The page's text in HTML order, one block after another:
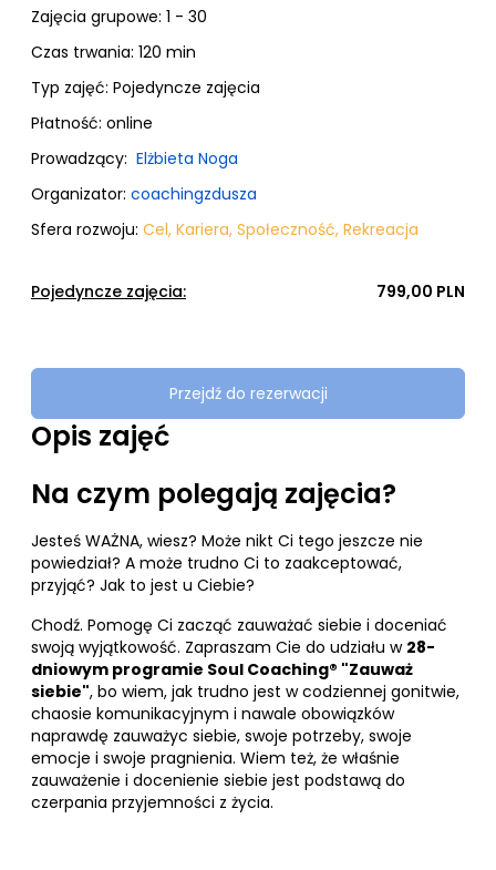
Zajęcia grupowe: 1 - 30
Czas trwania: 120 min
Typ zajęć: Pojedyncze zajęcia
Płatność: online
Prowadzący: Elżbieta Noga
Organizator: coachingzdusza
Sfera rozwoju: Cel, Kariera, Społeczność, Rekreacja
Pojedyncze zajęcia: 799,00 PLN
Przejdź do rezerwacji
Opis zajęć
Na czym polegają zajęcia?
Jesteś WAŻNA, wiesz? Może nikt Ci tego jeszcze nie
powiedział? A może trudno Ci to zaakceptować,
przyjąć? Jak to jest u Ciebie?
Chodź. Pomogę Ci zacząć zauważać siebie i doceniać
swoją wyjątkowość. Zapraszam Cie do udziału w 28-
dniowym programie Soul Coaching® "Zauważ
siebie", bo wiem, jak trudno jest w codziennej gonitwie,
chaosie komunikacyjnym i nawale obowiązków
naprawdę zauważyc siebie, swoje potrzeby, swoje
emocje i swoje pragnienia. Wiem też, że właśnie
zauważenie i docenienie siebie jest podstawą do
czerpania przyjemności z życia.